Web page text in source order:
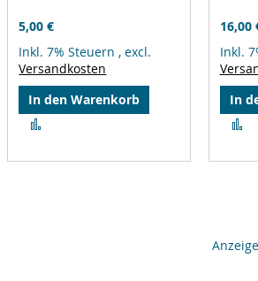
5,00 €
Inkl. 7% Steuern ,excl.
Versandkosten
In den Warenkorb
16,00
Inkl.
In